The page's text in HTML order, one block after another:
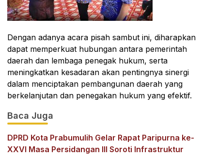
Dengan adanya acara pisah sambut ini, diharapkan
dapat memperkuat hubungan antara pemerintah
daerah dan lembaga penegak hukum, serta
meningkatkan kesadaran akan pentingnya sinergi
dalam menciptakan pembangunan daerah yang
berkelanjutan dan penegakan hukum yang efektif.
Baca Juga
DPRD Kota Prabumulih Gelar Rapat Paripurna ke-
XXVI Masa Persidangan III Soroti Infrastruktur